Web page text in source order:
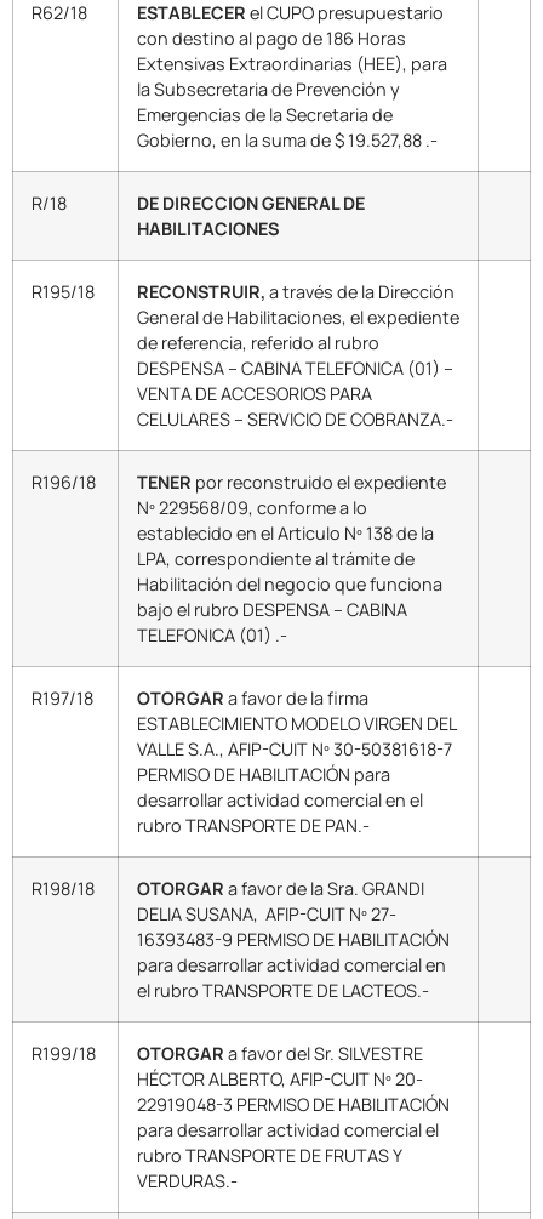
R62/18 ESTABLECER el CUPO presupuestario
con destino al pago de 186 Horas
Extensivas Extraordinarias (HEE), para
la Subsecretaria de Prevención y
Emergencias de la Secretaria de
Gobierno, en la suma de $ 19.527,88 .-
R/18
DE DIRECCION GENERAL DE
HABILITACIONES
R195/18 RECONSTRUIR, a través de la Dirección
General de Habilitaciones, el expediente
de referencia, referido al rubro
DESPENSA – CABINA TELEFONICA (01) –
VENTA DE ACCESORIOS PARA
CELULARES – SERVICIO DE COBRANZA.-
R196/18 TENER por reconstruido el expediente
Nº 229568/09, conforme a lo
establecido en el Articulo Nº 138 de la
LPA, correspondiente al trámite de
Habilitación del negocio que funciona
bajo el rubro DESPENSA – CABINA
TELEFONICA (01) .-
R197/18 OTORGAR a favor de la firma
ESTABLECIMIENTO MODELO VIRGEN DEL
VALLE S.A., AFIP-CUIT Nº 30-50381618-7
PERMISO DE HABILITACIÓN para
desarrollar actividad comercial en el
rubro TRANSPORTE DE PAN.-
R198/18 OTORGAR a favor de la Sra. GRANDI
DELIA SUSANA, AFIP-CUIT Nº 27-
16393483-9 PERMISO DE HABILITACIÓN
para desarrollar actividad comercial en
el rubro TRANSPORTE DE LACTEOS.-
R199/18 OTORGAR a favor del Sr. SILVESTRE
HÉCTOR ALBERTO, AFIP-CUIT Nº 20-
22919048-3 PERMISO DE HABILITACIÓN
para desarrollar actividad comercial el
rubro TRANSPORTE DE FRUTAS Y
VERDURAS.-